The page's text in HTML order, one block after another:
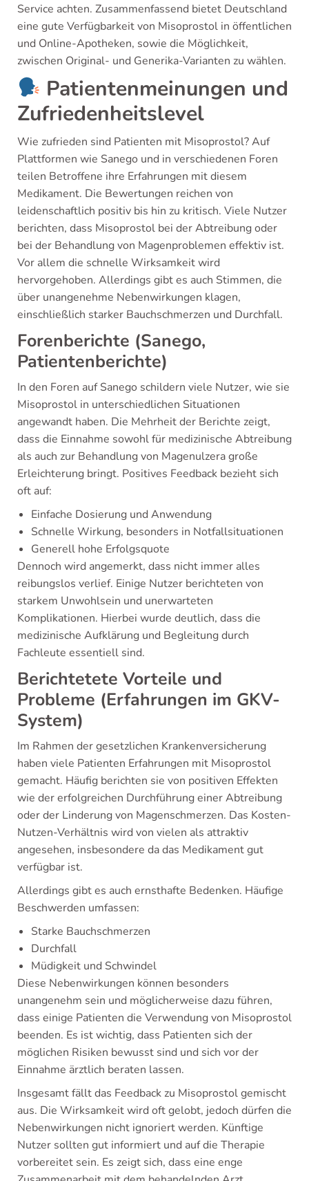
Service achten. Zusammenfassend bietet Deutschland
eine gute Verfügbarkeit von Misoprostol in öffentlichen
und Online-Apotheken, sowie die Möglichkeit,
zwischen Original- und Generika-Varianten zu wählen.
Patientenmeinungen und
Zufriedenheitslevel
Wie zufrieden sind Patienten mit Misoprostol? Auf
Plattformen wie Sanego und in verschiedenen Foren
teilen Betroffene ihre Erfahrungen mit diesem
Medikament. Die Bewertungen reichen von
leidenschaftlich positiv bis hin zu kritisch. Viele Nutzer
berichten, dass Misoprostol bei der Abtreibung oder
bei der Behandlung von Magenproblemen effektiv ist.
Vor allem die schnelle Wirksamkeit wird
hervorgehoben. Allerdings gibt es auch Stimmen, die
über unangenehme Nebenwirkungen klagen,
einschließlich starker Bauchschmerzen und Durchfall.
Forenberichte (Sanego,
Patientenberichte)
In den Foren auf Sanego schildern viele Nutzer, wie sie
Misoprostol in unterschiedlichen Situationen
angewandt haben. Die Mehrheit der Berichte zeigt,
dass die Einnahme sowohl für medizinische Abtreibung
als auch zur Behandlung von Magenulzera große
Erleichterung bringt. Positives Feedback bezieht sich
oft auf:
Einfache Dosierung und Anwendung
Schnelle Wirkung, besonders in Notfallsituationen
Generell hohe Erfolgsquote
Dennoch wird angemerkt, dass nicht immer alles
reibungslos verlief. Einige Nutzer berichteten von
starkem Unwohlsein und unerwarteten
Komplikationen. Hierbei wurde deutlich, dass die
medizinische Aufklärung und Begleitung durch
Fachleute essentiell sind.
Berichtetete Vorteile und
Probleme (Erfahrungen im GKV-
System)
Im Rahmen der gesetzlichen Krankenversicherung
haben viele Patienten Erfahrungen mit Misoprostol
gemacht. Häufig berichten sie von positiven Effekten
wie der erfolgreichen Durchführung einer Abtreibung
oder der Linderung von Magenschmerzen. Das Kosten-
Nutzen-Verhältnis wird von vielen als attraktiv
angesehen, insbesondere da das Medikament gut
verfügbar ist.
Allerdings gibt es auch ernsthafte Bedenken. Häufige
Beschwerden umfassen:
Starke Bauchschmerzen
Durchfall
Müdigkeit und Schwindel
Diese Nebenwirkungen können besonders
unangenehm sein und möglicherweise dazu führen,
dass einige Patienten die Verwendung von Misoprostol
beenden. Es ist wichtig, dass Patienten sich der
möglichen Risiken bewusst sind und sich vor der
Einnahme ärztlich beraten lassen.
Insgesamt fällt das Feedback zu Misoprostol gemischt
aus. Die Wirksamkeit wird oft gelobt, jedoch dürfen die
Nebenwirkungen nicht ignoriert werden. Künftige
Nutzer sollten gut informiert und auf die Therapie
vorbereitet sein. Es zeigt sich, dass eine enge